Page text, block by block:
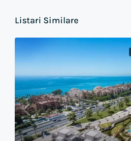
Listari Similare